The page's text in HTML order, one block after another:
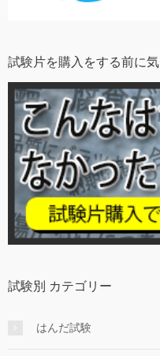
試験片を購入をする前に
試験別 カテゴリー
はんだ試験